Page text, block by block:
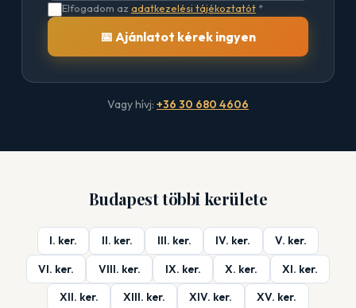
Elfogadom az adatkezelési tájékoztatót*
📅 Ajánlatot kérek ingyen
Vagy hívj: +36 30 680 4606
Budapest többi kerülete
I. ker. II. ker. III. ker. IV. ker.
V. ker.
VI. ker.
VIII. ker. IX. ker. X. ker.
XI. ker.
XII. ker.
XIII. ker. XIV. ker.
XV. ker.